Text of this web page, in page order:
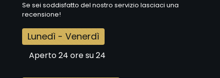
Se sei soddisfatto del nostro servizio lasciaci una
recensione!
Lunedì - Venerdì
Aperto 24 ore su 24